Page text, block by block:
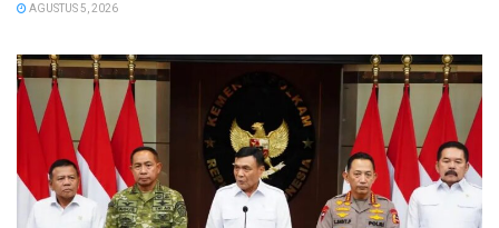
AGUSTUS 5, 2026